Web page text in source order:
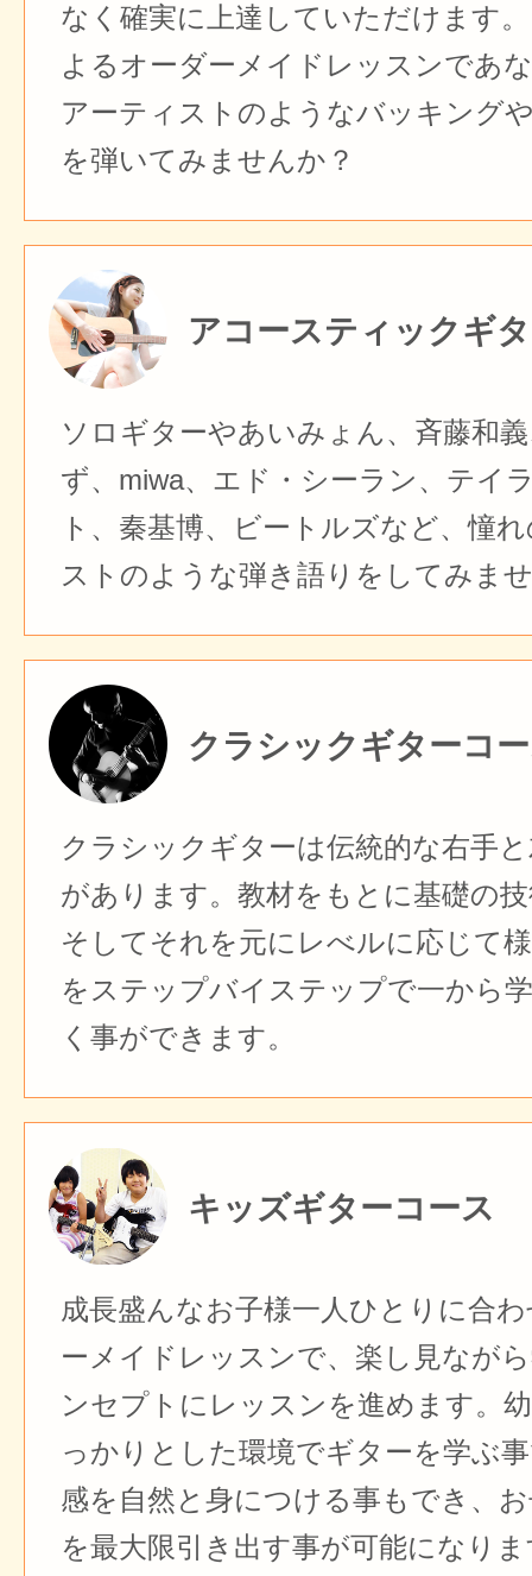
なく確実に上達していただけます
よるオーダーメイドレッスンであ
アーティストのようなバッキング
を弾いてみませんか？
アコースティックギ
ソロギターやあいみょん、斉藤和
ず、miwa、エド・シーラン、テイ
ト、秦基博、ビートルズなど、憧
ストのような弾き語りをしてみま
クラシックギターコ
クラシックギターは伝統的な右手
があります。教材をもとに基礎の
そしてそれを元にレべルに応じて
をステップバイステップで一から
く事ができます。
キッズギターコース
成長盛んなお子様一人ひとりに合
ーメイドレッスンで、楽し見なが
ンセプトにレッスンを進めます。
っかりとした環境でギターを学ぶ
感を自然と身につける事もでき、
を最大限引き出す事が可能になり